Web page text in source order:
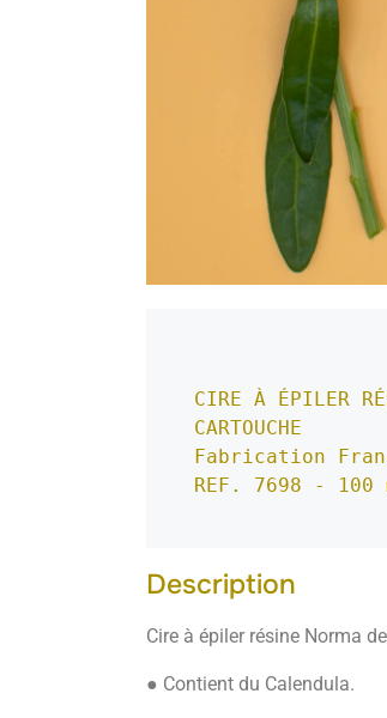
CIRE À ÉPILER
CARTOUCHE
Fabrication
REF. 7698 - 100
Description
Cire à épiler résine Norma
● Contient du Calendula.